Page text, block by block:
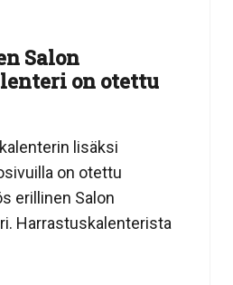
Salon
on otettu
lisäksi
on otettu
erillinen Salon
Harrastuskalenterista